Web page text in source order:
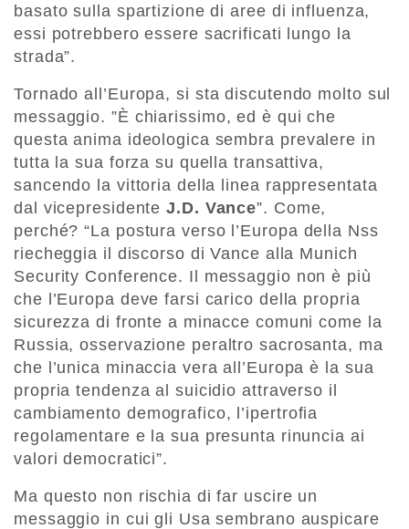
basato sulla spartizione di aree di influenza,
essi potrebbero essere sacrificati lungo la
strada”.
Tornado all’Europa, si sta discutendo molto sul
messaggio. ”È chiarissimo, ed è qui che
questa anima ideologica sembra prevalere in
tutta la sua forza su quella transattiva,
sancendo la vittoria della linea rappresentata
dal vicepresidente J.D. Vance”. Come,
perché?“La postura verso l’Europa della Nss
riecheggia il discorso di Vance alla Munich
Security Conference. Il messaggio non è più
che l’Europa deve farsi carico della propria
sicurezza di fronte a minacce comuni come la
Russia, osservazione peraltro sacrosanta, ma
che l’unica minaccia vera all’Europa è la sua
propria tendenza al suicidio attraverso il
cambiamento demografico, l’ipertrofia
regolamentare e la sua presunta rinuncia ai
valori democratici”.
Ma questo non rischia di far uscire un
messaggio in cui gli Usa sembrano auspicare